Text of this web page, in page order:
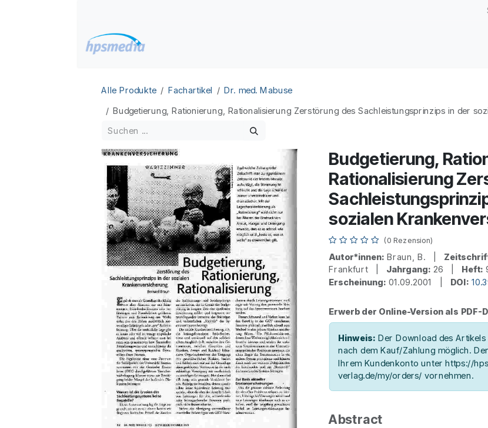
Alle Produkte Fachartikel
Dr. med. Mabuse
Budgetierung, Rationierung, Rationalisierung Zerstörung des Sachleistungsprinzips in der
Budgetierung,
Rationalisierung
sozialen
(0 Rezension)
Autor*innen: Braun, B. |
Frankfurt | Jahrgang: 26 | Heft:
Erscheinung: 01.09.2001 | DOI:
Erwerb der Online-Version als PDF-
Hinweis: Der Download des
nach dem Kauf/Zahlung möglich.
Ihrem Kundenkonto unter https://
verlag.de/my/orders/ vornehmen.
Abstract